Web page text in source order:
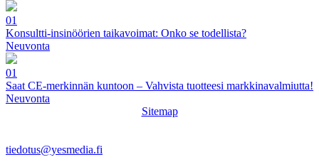
01
Konsultti-insinöörien taikavoimat: Onko se todellista?
Neuvonta
01
Saat CE-merkinnän kuntoon – Vahvista tuotteesi markkinavalmiutta!
Neuvonta
Sitemap
tiedotus@yesmedia.fi